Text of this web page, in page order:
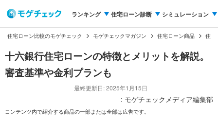
ランキング 住宅ローン診断 シミュレーション
住宅ローン比較のモゲチェック モゲチェックマガジン 住宅ローン商品 住宅
十六銀行住宅ローンの特徴とメリットを解説。
審査基準や金利プランも
最終更新日: 2025年1月15日
: モゲチェックメディア編集部
コンテンツ内で紹介する商品の一部または全部は広告です。